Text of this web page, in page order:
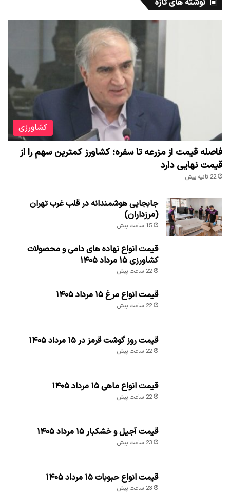
کشاورزی
فاصله قیمت از مزرعه تا سفره؛ کشاورز کمترین سهم را از
قیمت نهایی دارد
جابجایی هوشمندانه در قلب غرب تهران
(مرزداران)
کشاورزی ۱۵ مرداد ۱۴۰۵
22 ساعت پیش
22 ساعت پیش
22 ساعت پیش
22 ساعت پیش
23 ساعت پیش
23 ساعت پیش
23 ساعت پیش